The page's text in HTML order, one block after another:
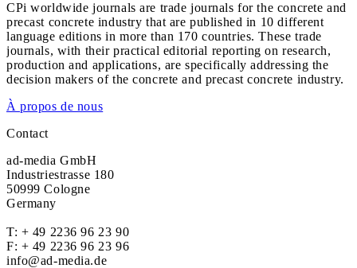
CPi worldwide journals are trade journals for the concrete and
precast concrete industry that are published in 10 different
language editions in more than 170 countries. These trade
journals, with their practical editorial reporting on research,
production and applications, are specifically addressing the
decision makers of the concrete and precast concrete industry.
À propos de nous
Contact
ad-media GmbH
Industriestrasse 180
50999 Cologne
Germany
T: + 49 2236 96 23 90
F: + 49 2236 96 23 96
info@ad-media.de